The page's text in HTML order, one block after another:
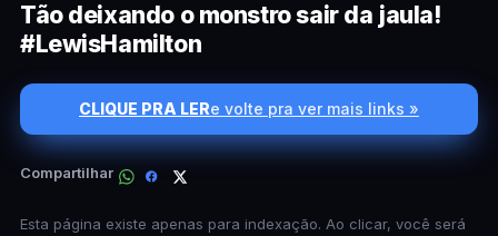
Tão deixando o monstro sair da jaula!
#LewisHamilton
CLIQUE PRA LERe volte pra ver mais links »
Compartilhar
Esta página existe apenas para indexação. Ao clicar, você será